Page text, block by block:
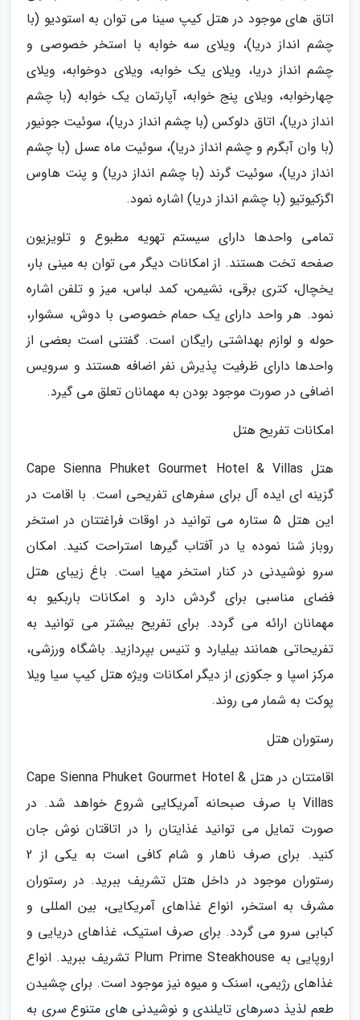
اتاق های موجود در هتل کیپ سینا می توان به استودیو (با
چشم انداز دریا)، ویلای سه خوابه با استخر خصوصی و
چشم انداز دریا، ویلای یک خوابه، ویلای دوخوابه، ویلای
چهارخوابه، ویلای پنج خوابه، آپارتمان یک خوابه (با چشم
انداز دریا)، اتاق دلوکس (با چشم انداز دریا)، سوئیت جونیور
(با وان آبگرم و چشم انداز دریا)، سوئیت ماه عسل (با چشم
انداز دریا)، سوئیت گرند (با چشم انداز دریا) و پنت هاوس
اگزکیوتیو (با چشم انداز دریا) اشاره نمود.
تمامی واحدها دارای سیستم تهویه مطبوع و تلویزیون
صفحه تخت هستند. از امکانات دیگر می توان به مینی بار،
یخچال، کتری برقی، نشیمن، کمد لباس، میز و تلفن اشاره
نمود. هر واحد دارای یک حمام خصوصی با دوش، سشوار،
حوله و لوازم بهداشتی رایگان است. گفتنی است بعضی از
واحدها دارای ظرفیت پذیرش نفر اضافه هستند و سرویس
اضافی در صورت موجود بودن به مهمانان تعلق می گیرد.
امکانات تفریح هتل
هتل Cape Sienna Phuket Gourmet Hotel & Villas
گزینه ای ایده آل برای سفرهای تفریحی است. با اقامت در
این هتل 5 ستاره می توانید در اوقات فراغتتان در استخر
روباز شنا نموده یا در آفتاب گیرها استراحت کنید. امکان
سرو نوشیدنی در کنار استخر مهیا است. باغ زیبای هتل
فضای مناسبی برای گردش دارد و امکانات باربکیو به
مهمانان ارائه می گردد. برای تفریح بیشتر می توانید به
تفریحاتی همانند بیلیارد و تنیس بپردازید. باشگاه ورزشی،
مرکز اسپا و جکوزی از دیگر امکانات ویژه هتل کیپ سیا ویلا
پوکت به شمار می روند.
رستوران هتل
اقامتتان در هتل Cape Sienna Phuket Gourmet Hotel &
Villas با صرف صبحانه آمریکایی شروع خواهد شد. در
صورت تمایل می توانید غذایتان را در اتاقتان نوش جان
کنید. برای صرف ناهار و شام کافی است به یکی از 2
رستوران موجود در داخل هتل تشریف ببرید. در رستوران
مشرف به استخر، انواع غذاهای آمریکایی، بین المللی و
کبابی سرو می گردد. برای صرف استیک، غذاهای دریایی و
اروپایی به Plum Prime Steakhouse تشریف ببرید. انواع
غذاهای رژیمی، اسنک و میوه نیز موجود است. برای چشیدن
طعم لذیذ دسرهای تایلندی و نوشیدنی های متنوع سری به